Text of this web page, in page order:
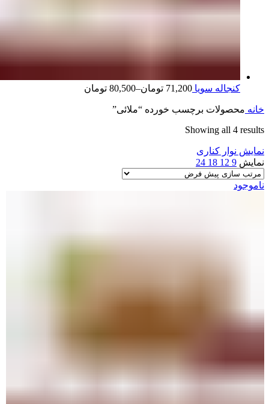
کنجاله سویا 71,200 تومان–
80,500 تومان
خانه محصولات برچسب خورده “ملائی”
Showing all 4 results
نمایش نوار کناری
نمایش 9
12
18
24
ناموجود